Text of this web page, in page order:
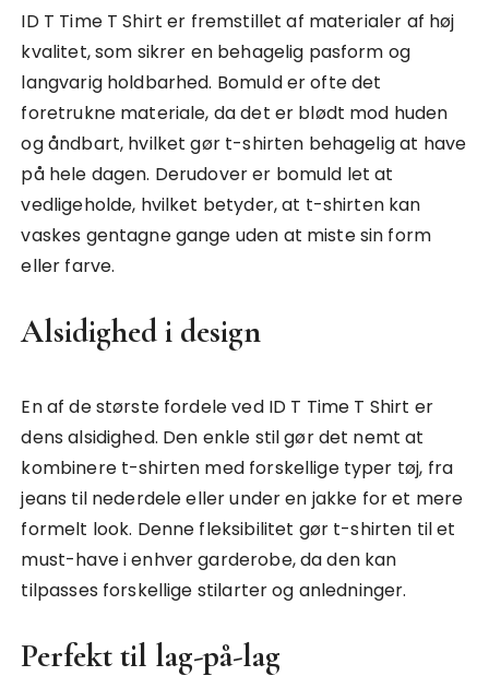
ID T Time T Shirt er fremstillet af materialer af høj
kvalitet, som sikrer en behagelig pasform og
langvarig holdbarhed. Bomuld er ofte det
foretrukne materiale, da det er blødt mod huden
og åndbart, hvilket gør t-shirten behagelig at have
på hele dagen. Derudover er bomuld let at
vedligeholde, hvilket betyder, at t-shirten kan
vaskes gentagne gange uden at miste sin form
eller farve.
Alsidighed i design
En af de største fordele ved ID T Time T Shirt er
dens alsidighed. Den enkle stil gør det nemt at
kombinere t-shirten med forskellige typer tøj, fra
jeans til nederdele eller under en jakke for et mere
formelt look. Denne fleksibilitet gør t-shirten til et
must-have i enhver garderobe, da den kan
tilpasses forskellige stilarter og anledninger.
Perfekt til lag-på-lag